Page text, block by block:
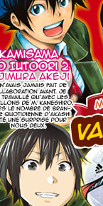
Animes licenciés
(256)
Animes abandonnés
(13)
Tous les animes
(0)